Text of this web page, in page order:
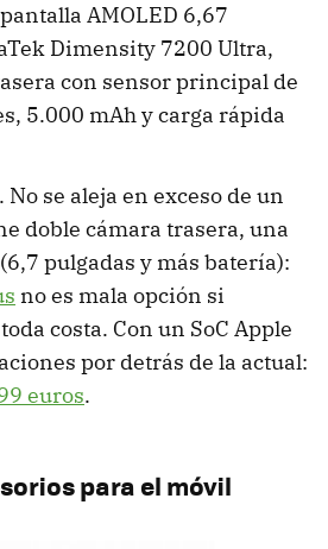
AMOLED 6,67
Dimensity 7200 Ultra,
con sensor principal de
5.000 mAh y carga rápida
. No se aleja en exceso de un
doble cámara trasera, una
pulgadas y más batería):
no es mala opción si
costa. Con un SoC Apple
por detrás de la actual:
euros.
para el móvil